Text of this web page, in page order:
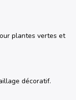
plantes vertes et
décoratif.